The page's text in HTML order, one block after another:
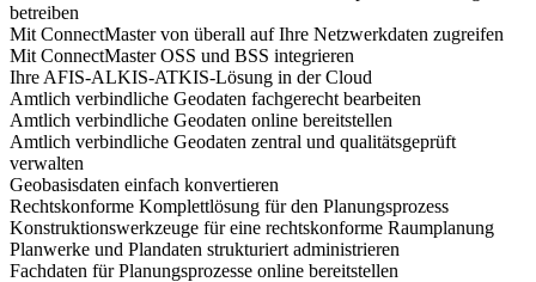
betreiben
Mit ConnectMaster von überall auf Ihre Netzwerkdaten zugreifen
Mit ConnectMaster OSS und BSS integrieren
Ihre AFIS-ALKIS-ATKIS-Lösung in der Cloud
Amtlich verbindliche Geodaten fachgerecht bearbeiten
Amtlich verbindliche Geodaten online bereitstellen
Amtlich verbindliche Geodaten zentral und qualitätsgeprüft
verwalten
Geobasisdaten einfach konvertieren
Rechtskonforme Komplettlösung für den Planungsprozess
Konstruktionswerkzeuge für eine rechtskonforme Raumplanung
Planwerke und Plandaten strukturiert administrieren
Fachdaten für Planungsprozesse online bereitstellen